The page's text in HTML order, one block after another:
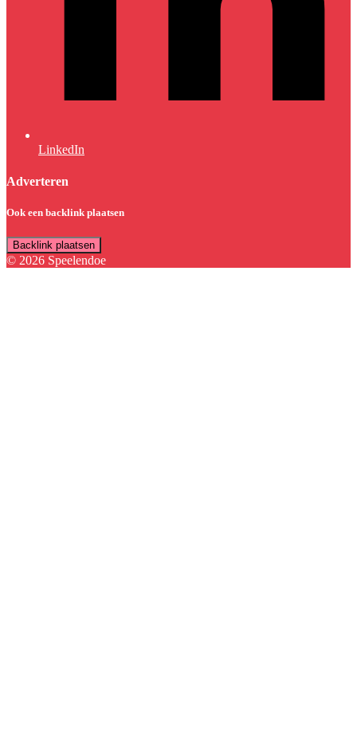
LinkedIn
Adverteren
Ook een backlink plaatsen
Backlink plaatsen
© 2026 Speelendoe